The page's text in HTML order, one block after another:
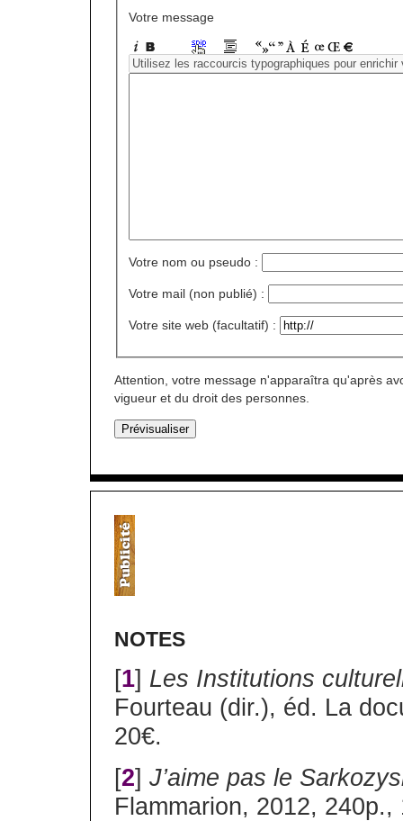
Votre message
Votre nom ou pseudo :
Votre mail (non publié) :
Votre site web (facultatif) :
Attention, votre message n'apparaîtra qu'après
vigueur et du droit des personnes.
NOTES
[1] Les Institutions
Fourteau (dir.), éd. La
20€.
[2] J’aime pas le
Flammarion, 2012, 240p.,